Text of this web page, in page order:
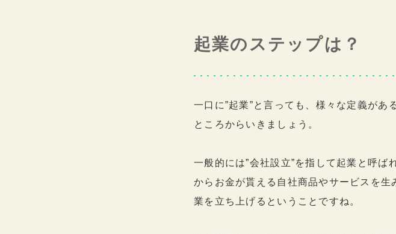
起業のステップは？
一口に”起業”と言っても、様々な定義があ
ところからいきましょう。
一般的には”会社設立”を指して起業と呼ば
からお金が貰える自社商品やサービスを
業を立ち上げるということですね。